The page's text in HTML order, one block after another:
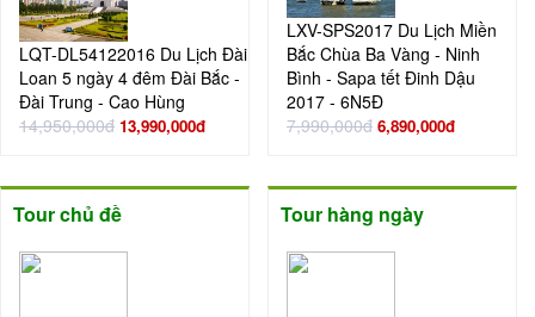
LQT-DL54122016 Du Lịch Đài
Loan 5 ngày 4 đêm Đài Bắc -
Đài Trung - Cao Hùng
14,950,000đ 13,990,000đ
LXV-SPS2017 Du Lịch Miền
Bắc Chùa Ba Vàng - Ninh
Bình - Sapa tết Đinh Dậu
2017 - 6N5Đ
7,990,000đ 6,890,000đ
Tour chủ đề Tour hàng ngày